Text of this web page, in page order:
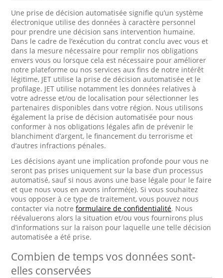
Une prise de décision automatisée signifie qu’un système
électronique utilise des données à caractère personnel
pour prendre une décision sans intervention humaine.
Dans le cadre de l’exécution du contrat conclu avec vous et
dans la mesure nécessaire pour remplir nos obligations
envers vous ou lorsque cela est nécessaire pour améliorer
notre plateforme ou nos services aux fins de notre intérêt
légitime, JET utilise la prise de décision automatisée et le
profilage. JET utilise notamment les données relatives à
votre adresse et/ou de localisation pour sélectionner les
partenaires disponibles dans votre région. Nous utilisons
également la prise de décision automatisée pour nous
conformer à nos obligations légales afin de prévenir le
blanchiment d’argent, le financement du terrorisme et
d’autres infractions pénales.
Les décisions ayant une implication profonde pour vous ne
seront pas prises uniquement sur la base d’un processus
automatisé, sauf si nous avons une base légale pour le faire
et que nous vous en avons informé(e). Si vous souhaitez
vous opposer à ce type de traitement, vous pouvez nous
contacter via notreformulaire de confidentialité. Nous
réévaluerons alors la situation et/ou vous fournirons plus
d’informations sur la raison pour laquelle une telle décision
automatisée a été prise.
Combien de temps vos données sont-
elles conservées